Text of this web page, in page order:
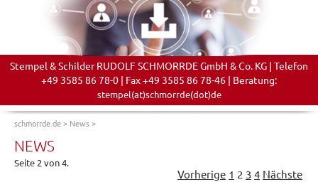
Stempel & Schilder RUDOLF SCHMORRDE GmbH & Co. KG | Telefon
+49 3585 86 78-0 | Fax +49 3585 86 78-46 | Beratung:
stempel(at)schmorrde(dot)de
schmorrde.de> News>
NEWS
Seite 2 von 4.
Vorherige 1 2 3 4 Nächste